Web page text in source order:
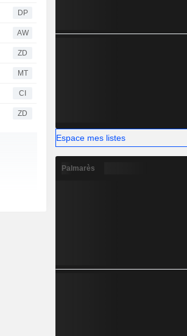
DP
AW
ZD
MT
CI
ZD
Espace mes listes
Palmarès